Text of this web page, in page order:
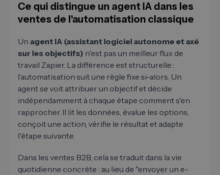
Ce qui distingue un agent IA dans les
ventes de l'automatisation classique
Un agent IA (assistant logiciel autonome et axé
sur les objectifs) n'est pas un meilleur flux de
travail Zapier. La différence est structurelle :
l’automatisation suit une règle fixe si-alors. Un
agent se voit attribuer un objectif et décide
indépendamment à chaque étape comment s'en
rapprocher. Il lit les données, évalue les options,
conçoit une action, vérifie le résultat et adapte
l'étape suivante.
Dans les ventes B2B, cela se traduit dans la vie
quotidienne concrète : au lieu de "envoyer un e-